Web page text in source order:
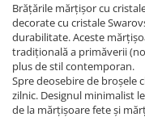
Brățările mărțișor cu
decorate cu cristale
durabilitate. Aceste
tradițională a primăverii
plus de stil contemporan.
Spre deosebire de broșele
zilnic. Designul minimalist
de la mărțișoare fete și